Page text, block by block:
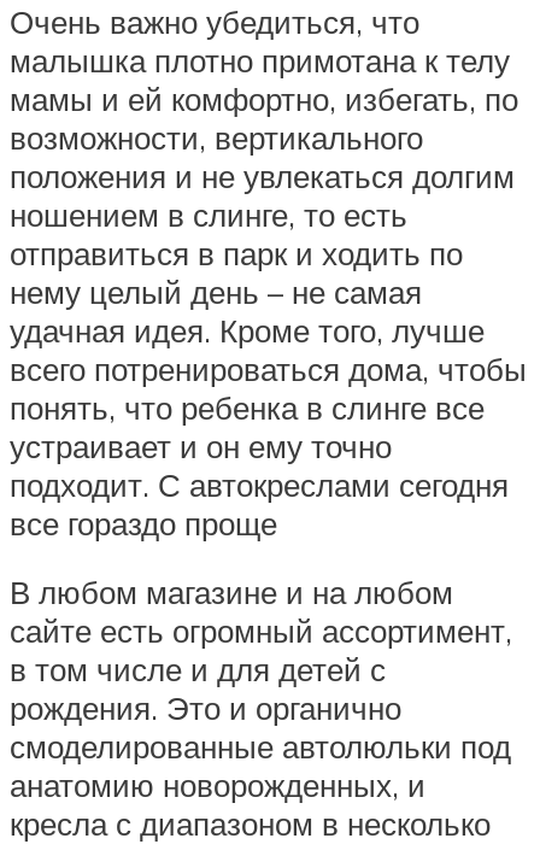
Очень важно убедиться, что
малышка плотно примотана к телу
мамы и ей комфортно, избегать, по
возможности, вертикального
положения и не увлекаться долгим
ношением в слинге, то есть
отправиться в парк и ходить по
нему целый день – не самая
удачная идея. Кроме того, лучше
всего потренироваться дома, чтобы
понять, что ребенка в слинге все
устраивает и он ему точно
подходит. С автокреслами сегодня
все гораздо проще
В любом магазине и на любом
сайте есть огромный ассортимент,
в том числе и для детей с
рождения. Это и органично
смоделированные автолюльки под
анатомию новорожденных, и
кресла с диапазоном в несколько